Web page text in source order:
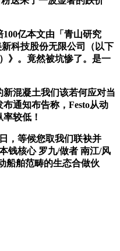
亿本文由「青山研究
科技股份无限公司（以下
》。竟然被坑惨了。是一
混凝土我们该若何应对当
通知布告称，Festo从动
较低！
，等候您取我们联袂并
钱核心 罗九/做者 南江/风
船舶范畴的生态合做伙